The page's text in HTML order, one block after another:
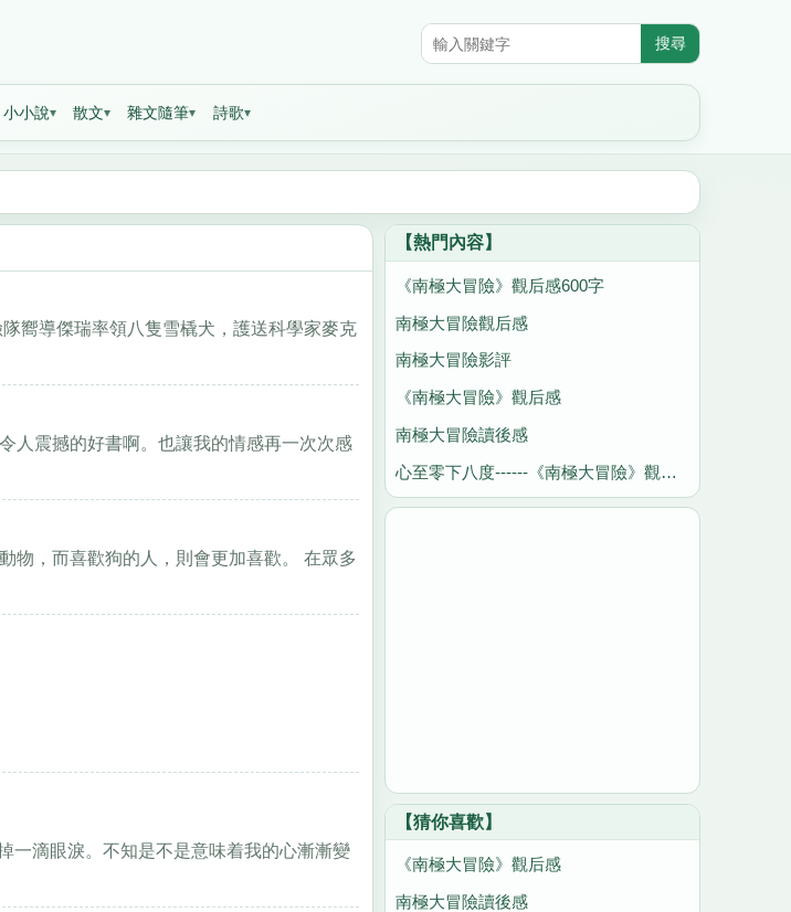
小小說 散文 雜文隨筆 詩歌
嚮導傑瑞率領八隻雪橇犬，護送科學家麥克
人震撼的好書啊。也讓我的情感再一次次感
物，而喜歡狗的人，則會更加喜歡。 在眾多
一滴眼淚。不知是不是意味着我的心漸漸變
【熱門內容】
《南極大冒險》觀后感600字
南極大冒險觀后感
南極大冒險影評
《南極大冒險》觀后感
南極大冒險讀後感
心至零下八度------《南極大冒險》觀后感
【猜你喜歡】
《南極大冒險》觀后感
南極大冒險讀後感